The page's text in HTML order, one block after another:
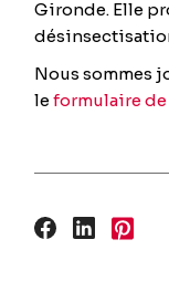
Gironde. Elle
Nous sommes
leformulaire